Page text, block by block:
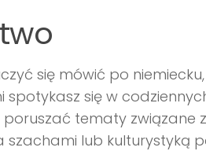
się mówić po
spotykasz się w
tematy związane
szachami lub kulturystyką